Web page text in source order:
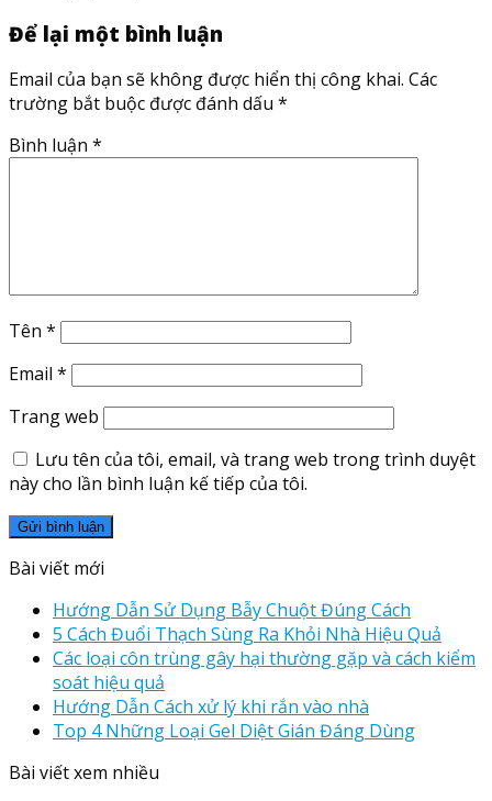
Để lại một bình luận
Email của bạn sẽ không được hiển thị công khai. Các
trường bắt buộc được đánh dấu *
Bình luận *
Tên *
Email *
Trang web
Lưu tên của tôi, email, và trang web trong trình duyệt
này cho lần bình luận kế tiếp của tôi.
Bài viết mới
Hướng Dẫn Sử Dụng Bẫy Chuột Đúng Cách
5 Cách Đuổi Thạch Sùng Ra Khỏi Nhà Hiệu Quả
Các loại côn trùng gây hại thường gặp và cách kiểm
soát hiệu quả
Hướng Dẫn Cách xử lý khi rắn vào nhà
Top 4 Những Loại Gel Diệt Gián Đáng Dùng
Bài viết xem nhiều